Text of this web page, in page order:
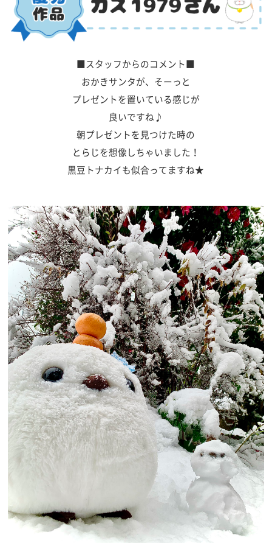
■スタッフからのコメント■
おかきサンタが、そーっと
プレゼントを置いている感じが
良いですね♪
朝プレゼントを見つけた時の
とらじを想像しちゃいました！
黒豆トナカイも似合ってますね★